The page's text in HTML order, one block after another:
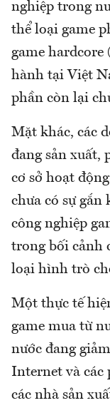
nghiệp trong
thể loại game
game hardcore
hành tại Việt
phần còn lại
Mặt khác, các
đang sản xuất,
cơ sở hoạt
chưa có sự gắn
công nghiệp
trong bối cảnh
loại hình trò
Một thực tế
game mua từ
nước đang
Internet và các
các nhà sản